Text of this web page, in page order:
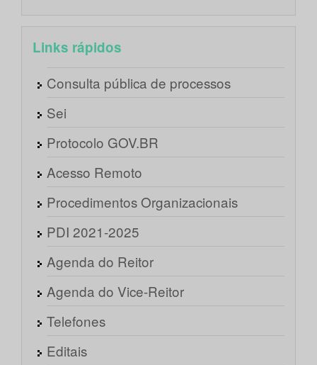
Links rápidos
Consulta pública de processos
Sei
Protocolo GOV.BR
Acesso Remoto
Procedimentos Organizacionais
PDI 2021-2025
Agenda do Reitor
Agenda do Vice-Reitor
Telefones
Editais